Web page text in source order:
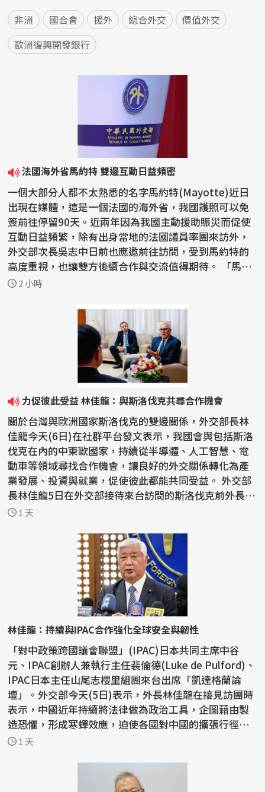
非洲 國合會 援外 總合外交
價值外交
歐洲復興開發銀行
法國海外省馬約特 雙邊互動日益頻密
一個大部分人都不太熟悉的名字馬約特(Mayotte)近日
出現在媒體，這是一個法國的海外省，我國護照可以免
簽前往停留90天。近兩年因為我國主動援助賑災而促使
互動日益頻繁，除有出身當地的法國議員率團來訪外，
外交部次長吳志中日前也應邀前往訪問，受到馬約特的
高度重視，也讓雙方後續合作與交流值得期待。 「馬約
特島...
2 小時
力促彼此受益 林佳龍：與斯洛伐克共尋合作機會
關於台灣與歐洲國家斯洛伐克的雙邊關係，外交部長林
佳龍今天(6日)在社群平台發文表示，我國會與包括斯洛
伐克在內的中東歐國家，持續從半導體、人工智慧、電
動車等領域尋找合作機會，讓良好的外交關係轉化為產
業發展、投資與就業，促使彼此都能共同受益。 外交部
長林佳龍5日在外交部接待來台訪問的斯洛伐克前外長柯
爾喬...
1 天
林佳龍：持續與IPAC合作強化全球安全與韌性
「對中政策跨國議會聯盟」(IPAC)日本共同主席中谷
元、IPAC創辦人兼執行主任裴倫德(Luke de Pulford)、
IPAC日本主任山尾志櫻里組團來台出席「凱達格蘭論
壇」。外交部今天(5日)表示，外長林佳龍在接見訪團時
表示，中國近年持續將法律做為政治工具，企圖藉由製
造恐懼，形成寒蟬效應，迫使各國對中國的擴張行徑保
持沈默，因...
1 天